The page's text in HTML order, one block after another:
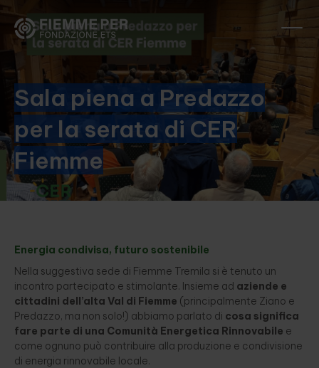
Sala piena a Predazzo
per la serata di CER
Fiemme
Energia condivisa, futuro sostenibile
Nella suggestiva sede di Fiemme Tremila si è tenuto un
incontro partecipato e stimolante. Insieme ad aziende e
cittadini dell’alta Val di Fiemme (principalmente Ziano e
Predazzo, ma non solo!) abbiamo parlato di cosa significa
fare parte di una Comunità Energetica Rinnovabile e
come ognuno può contribuire alla produzione e condivisione
di energia rinnovabile locale.